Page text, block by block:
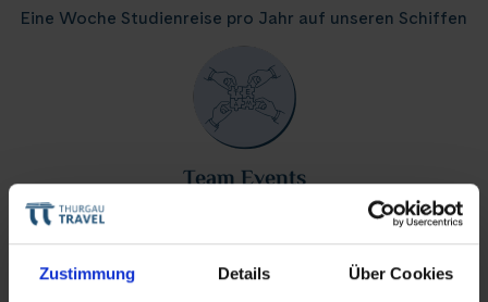
Zustimmung Details Über Cookies
Eine Woche Studienreise pro Jahr auf unseren Schiffen
Team Events
Grosse & kleine Events sowie Weihnachtsanlass